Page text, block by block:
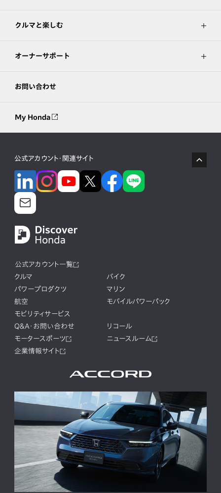
クルマと楽しむ
オーナーサポート
お問い合わせ
My Honda
公式アカウント・関連サイト
公式アカウント一覧
クルマ
バイク
パワープロダクツ
マリン
航空
モバイルパワーパック
モビリティサービス
Q&A・お問い合わせ
リコール
モータースポーツ
ニュースルーム
企業情報サイト